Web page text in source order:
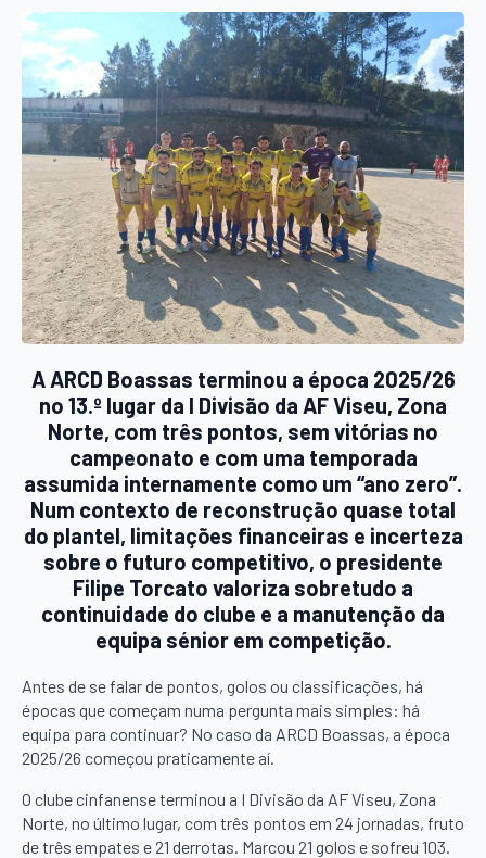
A ARCD Boassas terminou a época 2025/26
no 13.º lugar da I Divisão da AF Viseu, Zona
Norte, com três pontos, sem vitórias no
campeonato e com uma temporada
assumida internamente como um “ano zero”.
Num contexto de reconstrução quase total
do plantel, limitações financeiras e incerteza
sobre o futuro competitivo, o presidente
Filipe Torcato valoriza sobretudo a
continuidade do clube e a manutenção da
equipa sénior em competição.
Antes de se falar de pontos, golos ou classificações, há
épocas que começam numa pergunta mais simples: há
equipa para continuar? No caso da ARCD Boassas, a época
2025/26 começou praticamente aí.
O clube cinfanense terminou a I Divisão da AF Viseu, Zona
Norte, no último lugar, com três pontos em 24 jornadas, fruto
de três empates e 21 derrotas. Marcou 21 golos e sofreu 103.